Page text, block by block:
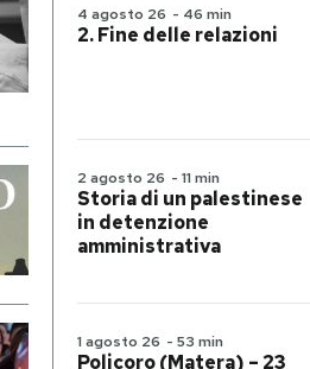
4 agosto 26 - 46 min
2. Fine delle relazioni
2 agosto 26 - 11 min
Storia di un palestinese
in detenzione
amministrativa
1 agosto 26 - 53 min
Policoro (Matera) – 23